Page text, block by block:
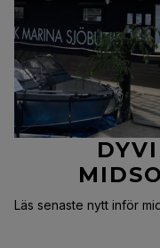
Läs senaste nytt inför